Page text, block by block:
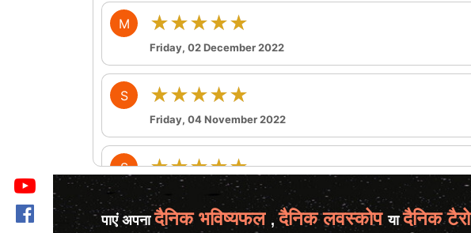
M ★★★★★
Friday, 02 December 2022
S ★★★★★
Friday, 04 November 2022
S ★★★★★
Saturday, 22 October 2022
tnx u mam
पाएं अपनादैनिक भविष्यफल ,दैनिक लवस्कोपयादैनिक टैरो